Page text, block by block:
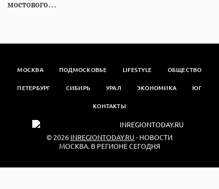
мостового…
МОСКВА ПОДМОСКОВЬЕ LIFESTYLE ОБЩЕСТВО
ПЕТЕРБУРГ СИБИРЬ УРАЛ ЭКОНОМИКА ЮГ
КОНТАКТЫ
© 2026 INREGIONTODAY.RU - НОВОСТИ
МОСКВА. В РЕГИОНЕ СЕГОДНЯ